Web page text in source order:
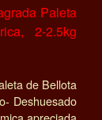
Paleta
2-2.5kg
de Bellota
Deshuesado